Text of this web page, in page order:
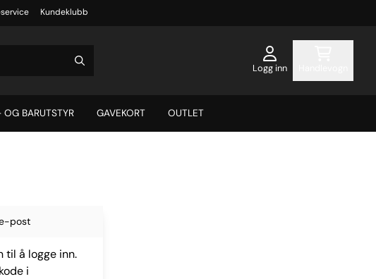
Kundeklubb
Logg inn
OG BARUTSTYR GAVEKORT OUTLET
post
til å logge inn.
i